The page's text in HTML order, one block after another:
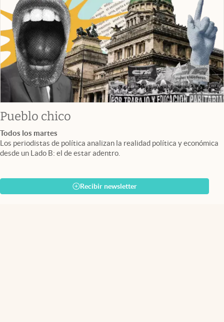
Pueblo chico
Todos los martes
Los periodistas de política analizan la realidad política y económica
desde un Lado B: el de estar adentro.
Recibir newsletter